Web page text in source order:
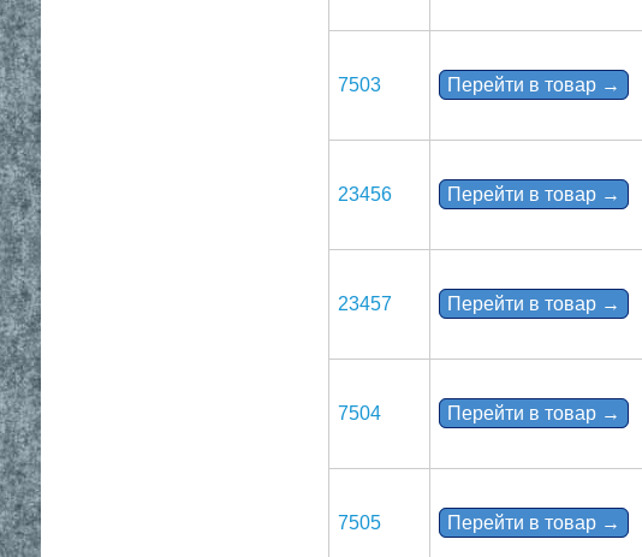
7503 Перейти в товар →
23456 Перейти в товар →
23457 Перейти в товар →
7504 Перейти в товар →
7505 Перейти в товар →